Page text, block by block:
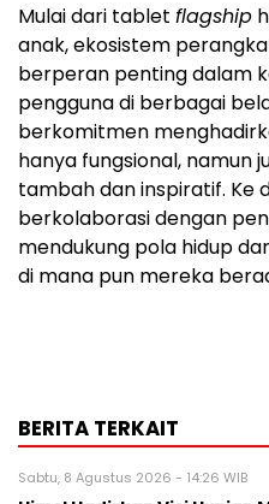
Mulai dari tablet flagship
anak, ekosistem
berperan penting dalam
pengguna di berbagai
berkomitmen
hanya fungsional, namun
tambah dan inspiratif. Ke
berkolaborasi dengan
mendukung pola hidup
di mana pun mereka
BERITA TERKAIT
Sabtu, 8 Agustus 2026 - 14:26 WIB